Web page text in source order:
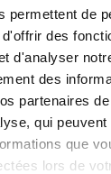
permettent de
des
d'analyser
des
partenaires
qui
que
lors de
diplômes :
: